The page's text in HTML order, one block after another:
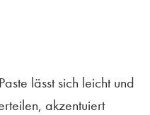
lässt sich leicht und
akzentuiert